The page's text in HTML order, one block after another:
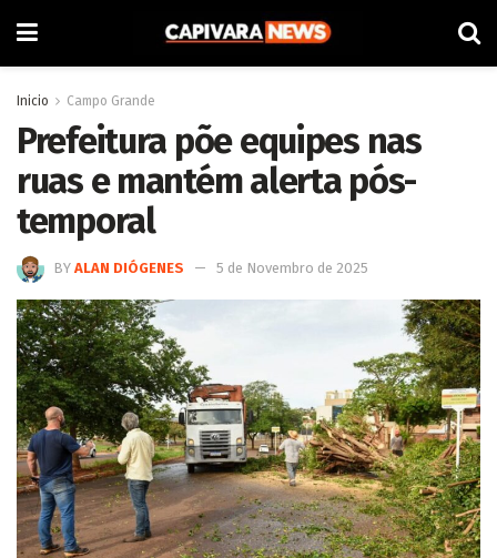
Inicio Campo Grande
Prefeitura põe equipes nas
ruas e mantém alerta pós-
temporal
BY ALAN DIÓGENES 5 de Novembro de 2025